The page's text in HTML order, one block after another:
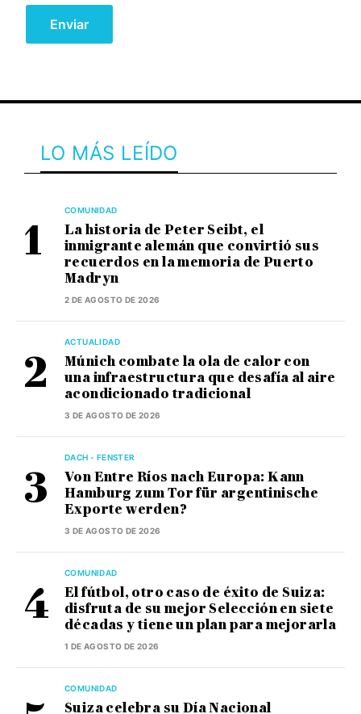
LO MÁS LEÍDO
COMUNIDAD
La historia de Peter Seibt, el
inmigrante alemán que convirtió sus
recuerdos en la memoria de Puerto
Madryn
2 DE AGOSTO DE 2026
ACTUALIDAD
Múnich combate la ola de calor con
una infraestructura que desafía al aire
acondicionado tradicional
3 DE AGOSTO DE 2026
DACH - FENSTER
Von Entre Ríos nach Europa: Kann
Hamburg zum Tor für argentinische
Exporte werden?
3 DE AGOSTO DE 2026
COMUNIDAD
El fútbol, otro caso de éxito de Suiza:
disfruta de su mejor Selección en siete
décadas y tiene un plan para mejorarla
1 DE AGOSTO DE 2026
COMUNIDAD
Suiza celebra su Día Nacional